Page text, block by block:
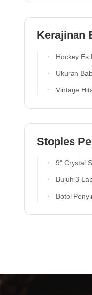
Kerajinan
Hockey Es
Ukuran Babi
Vintage
Stoples
9" Crystal Storage Glass Salad
Buluh 3
Botol